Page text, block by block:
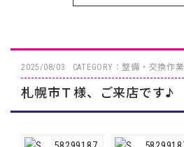
2025/08/03 CATEGORY：整備・交換作業
札幌市Ｔ様、ご来店です♪